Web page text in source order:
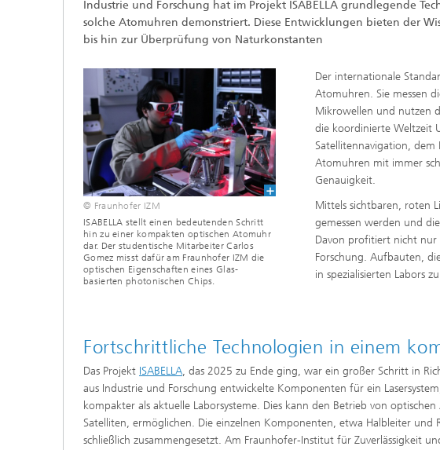
Industrie und Forschung hat im Projekt ISABELLA grundlegende
solche Atomuhren demonstriert. Diese Entwicklungen bieten der
bis hin zur Überprüfung von Naturkonstanten
© Fraunhofer IZM
ISABELLA stellt einen bedeutenden Schritt
hin zu einer kompakten optischen Atomuhr
dar. Der studentische Mitarbeiter Carlos
Gomez misst dafür am Fraunhofer IZM die
optischen Eigenschaften eines Glas-
basierten photonischen Chips.
Der internationale
Atomuhren. Sie messen
Mikrowellen und nutzen
die koordinierte Weltzeit
Satellitennavigation,
Atomuhren mit immer
Genauigkeit.
Mittels sichtbaren, roten
gemessen werden und
Davon profitiert nicht nur
Forschung. Aufbauten,
in spezialisierten Labors
Fortschrittliche Technologien in einem
Das Projekt ISABELLA, das 2025 zu Ende ging, war ein großer Schritt in
aus Industrie und Forschung entwickelte Komponenten für ein
kompakter als aktuelle Laborsysteme. Dies kann den Betrieb von
Satelliten, ermöglichen. Die einzelnen Komponenten, etwa Halbleiter
schließlich zusammengesetzt. Am Fraunhofer-Institut für Zuverlässigkeit